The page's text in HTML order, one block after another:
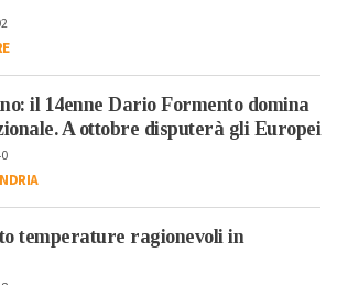
il 14enne Dario Formento domina
A ottobre disputerà gli Europei
temperature ragionevoli in